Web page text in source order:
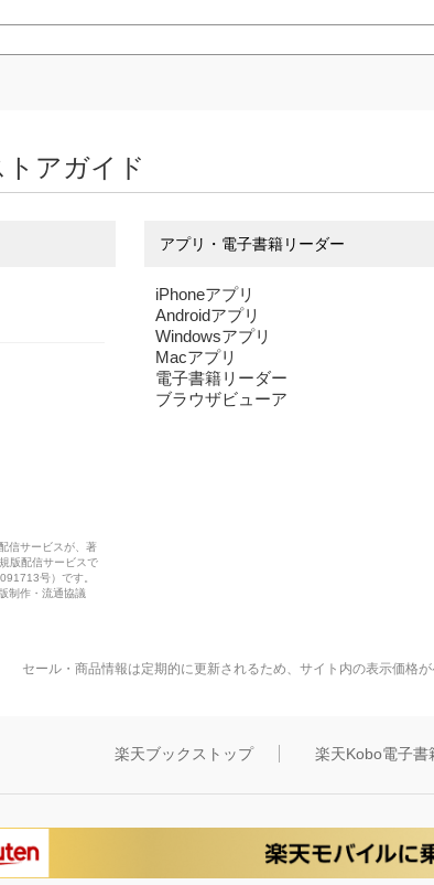
トアガイド
信サービスが、著
版配信サービスで
号）です。
制作・流通協議
アプリ・電子書籍リーダー
iPhoneアプリ
Androidアプリ
Windowsアプリ
Macアプリ
電子書籍リーダー
ブラウザビューア
セール・商品情報は定期的に更新されるため、サイト内の表示価格
楽天ブックストップ 楽天Kobo電子書